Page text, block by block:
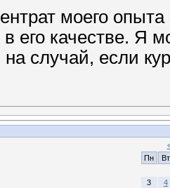
моего
его качестве. Я
на случай, если
Пн
Вт
3 4